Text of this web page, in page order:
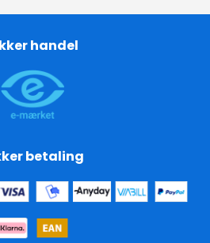
handel
betaling